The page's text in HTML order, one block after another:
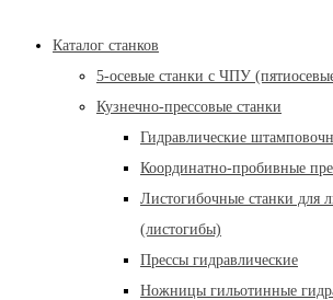
Каталог станков
5-осевые станки с ЧПУ
Кузнечно-прессовые станки
Гидравлические
Координатно-пробивные
Листогибочные станки для
(листогибы)
Прессы гидравлические
Ножницы гильотинные